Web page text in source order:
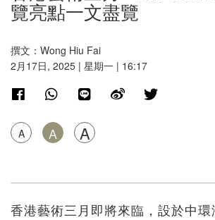
覽亮點一文盡覽
撰文：Wong Hiu Fai
2月17日, 2025 | 星期一 | 16:17
A A A
香港藝術三月即將來臨，設於中